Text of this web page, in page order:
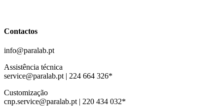
Contactos
info@paralab.pt
Assistência técnica
service@paralab.pt | 224 664 326*
Customização
cnp.service@paralab.pt | 220 434 032*